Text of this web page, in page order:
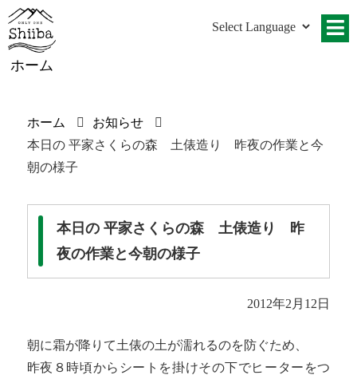
ホーム
ホーム
お知らせ
本日の 平家さくらの森 土俵造り 昨夜の作業と今
朝の様子
本日の 平家さくらの森 土俵造り 昨
夜の作業と今朝の様子
2012年2月12日
朝に霜が降りて土俵の土が濡れるのを防ぐため、
昨夜８時頃からシートを掛けその下でヒーターをつ